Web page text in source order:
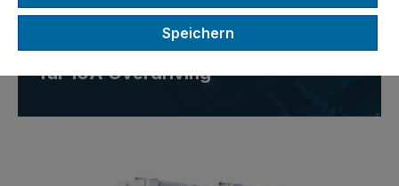
4-CH Konstantstrom-LED-
Controller mit Unterstützung
für 10A Overdriving
Bildergalerie überspringen
Speichern